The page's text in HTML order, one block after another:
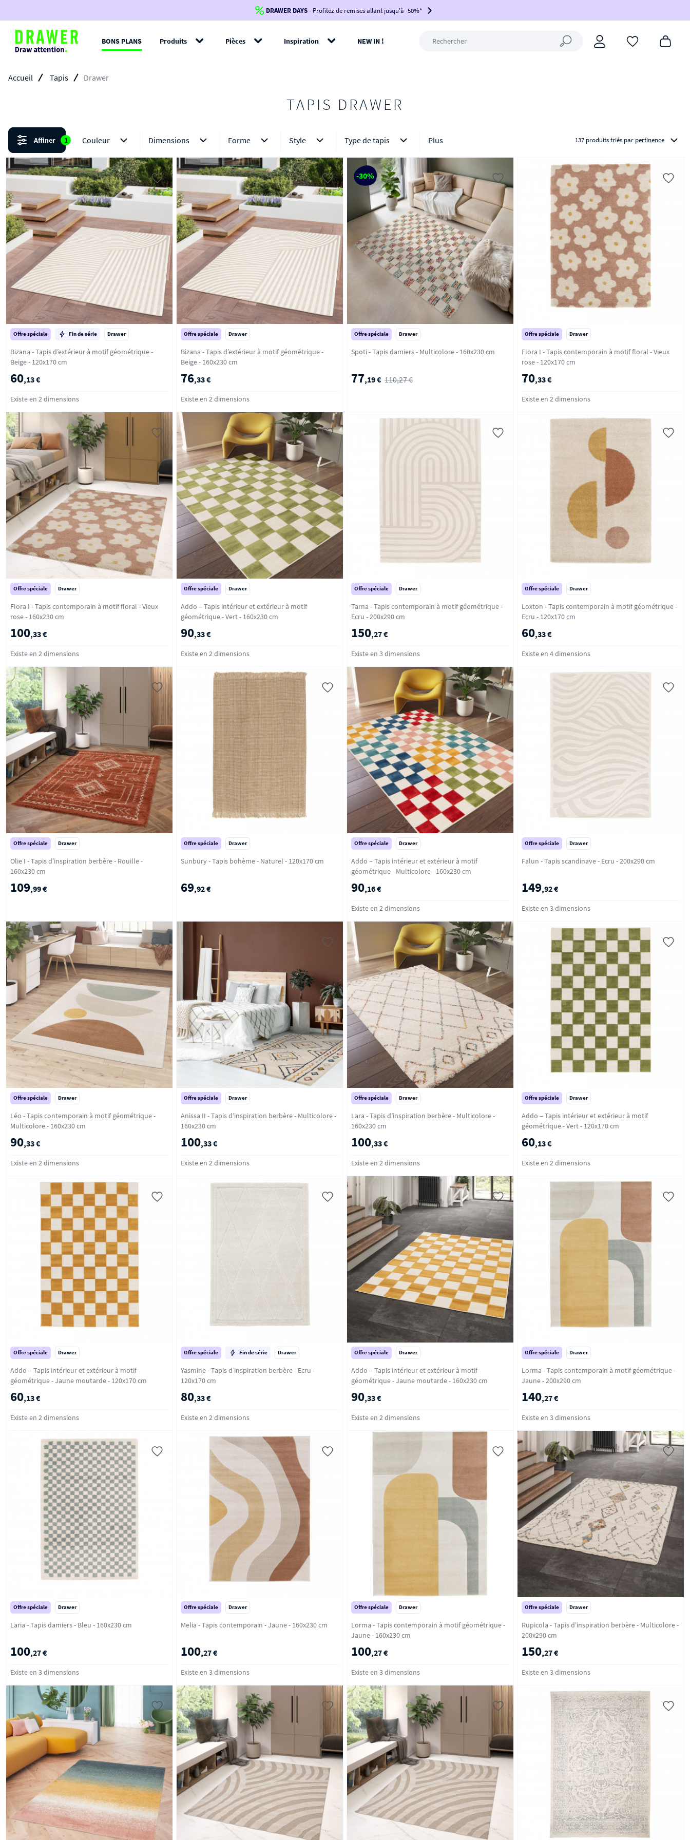
Jusqu'à-100€*sur votre commande !
BIKINI100
-voir conditions en bas de page-
DRAWER DAYS- Profitez de remises allant jusqu'à -50%*
BONS PLANS Produits Pièces Inspiration NEW IN !
Accueil Tapis Drawer
TAPIS DRAWER
Affiner 1 Couleur Dimensions Forme Style Type de tapis Plus 137 produits triés par pertinence
Offre spéciale Fin de série Drawer
Bizana - Tapis d’extérieur à motif géométrique -
Beige - 120x170 cm
60,13 €
Existe en 2 dimensions
Offre spéciale Drawer
Bizana - Tapis d’extérieur à motif géométrique -
Beige - 160x230 cm
76,33 €
Existe en 2 dimensions
-30%
Offre spéciale Drawer
Spoti - Tapis damiers - Multicolore - 160x230 cm
77,19 € 110,27 €
Offre spéciale Drawer
Flora I - Tapis contemporain à motif floral - Vieux
rose - 120x170 cm
70,33 €
Existe en 2 dimensions
Offre spéciale Drawer
Flora I - Tapis contemporain à motif floral - Vieux
rose - 160x230 cm
100,33 €
Existe en 2 dimensions
Offre spéciale Drawer
Addo – Tapis intérieur et extérieur à motif
géométrique - Vert - 160x230 cm
90,33 €
Existe en 2 dimensions
Offre spéciale Drawer
Tarna - Tapis contemporain à motif géométrique -
Ecru - 200x290 cm
150,27 €
Existe en 3 dimensions
Offre spéciale Drawer
Loxton - Tapis contemporain à motif géométrique -
Ecru - 120x170 cm
60,33 €
Existe en 4 dimensions
Offre spéciale Drawer
Olie I - Tapis d’inspiration berbère - Rouille -
160x230 cm
109,99 €
Offre spéciale Drawer
Sunbury - Tapis bohème - Naturel - 120x170 cm
69,92 €
Offre spéciale Drawer
Addo – Tapis intérieur et extérieur à motif
géométrique - Multicolore - 160x230 cm
90,16 €
Existe en 2 dimensions
Offre spéciale Drawer
Falun - Tapis scandinave - Ecru - 200x290 cm
149,92 €
Existe en 3 dimensions
Offre spéciale Drawer
Léo - Tapis contemporain à motif géométrique -
Multicolore - 160x230 cm
90,33 €
Existe en 2 dimensions
Offre spéciale Drawer
Anissa II - Tapis d’inspiration berbère - Multicolore -
160x230 cm
100,33 €
Existe en 2 dimensions
Offre spéciale Drawer
Lara - Tapis d’inspiration berbère - Multicolore -
160x230 cm
100,33 €
Existe en 2 dimensions
Offre spéciale Drawer
Addo – Tapis intérieur et extérieur à motif
géométrique - Vert - 120x170 cm
60,13 €
Existe en 2 dimensions
Offre spéciale Drawer
Addo – Tapis intérieur et extérieur à motif
géométrique - Jaune moutarde - 120x170 cm
60,13 €
Existe en 2 dimensions
Offre spéciale Fin de série Drawer
Yasmine - Tapis d’inspiration berbère - Ecru -
120x170 cm
80,33 €
Existe en 2 dimensions
Offre spéciale Drawer
Addo – Tapis intérieur et extérieur à motif
géométrique - Jaune moutarde - 160x230 cm
90,33 €
Existe en 2 dimensions
Offre spéciale Drawer
Lorma - Tapis contemporain à motif géométrique -
Jaune - 200x290 cm
140,27 €
Existe en 3 dimensions
Offre spéciale Drawer
Laria - Tapis damiers - Bleu - 160x230 cm
100,27 €
Existe en 3 dimensions
Offre spéciale Drawer
Melia - Tapis contemporain - Jaune - 160x230 cm
100,27 €
Existe en 3 dimensions
Offre spéciale Drawer
Lorma - Tapis contemporain à motif géométrique -
Jaune - 160x230 cm
100,27 €
Existe en 3 dimensions
Offre spéciale Drawer
Rupicola - Tapis d'inspiration berbère - Multicolore -
200x290 cm
150,27 €
Existe en 3 dimensions